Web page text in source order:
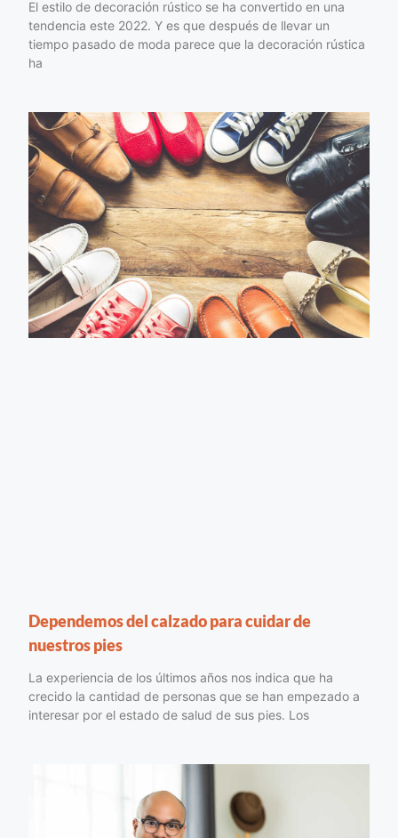
El estilo de decoración rústico se ha convertido en una
tendencia este 2022. Y es que después de llevar un
tiempo pasado de moda parece que la decoración rústica
ha
Dependemos del calzado para cuidar de
nuestros pies
La experiencia de los últimos años nos indica que ha
crecido la cantidad de personas que se han empezado a
interesar por el estado de salud de sus pies. Los